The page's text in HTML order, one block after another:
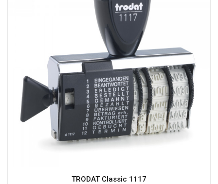
TRODAT Classic 1117